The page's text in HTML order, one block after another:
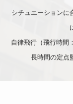
掲載記事
シチュエーションに
自律飛行（飛行時間
長時間の定点